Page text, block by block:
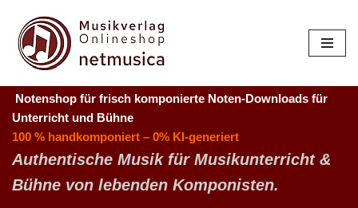
Zum
Inhalt
Notenshop für frisch komponierte Noten-Downloads für
Unterricht und Bühne
100 % handkomponiert – 0% KI-generiert
Authentische Musik für Musikunterricht &
Bühne von lebenden Komponisten.